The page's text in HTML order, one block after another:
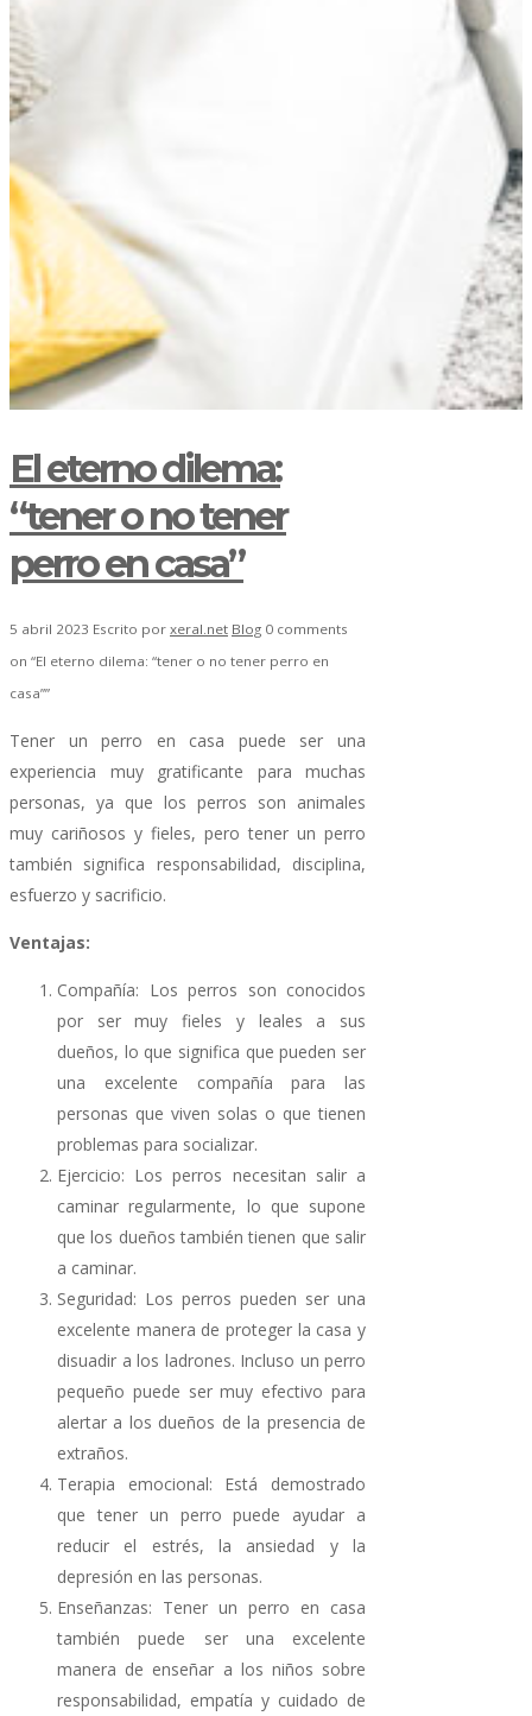
El eterno dilema:
“tener o no tener
perro en casa”
5 abril 2023 Escrito por xeral.net Blog 0 comments
on “El eterno dilema: “tener o no tener perro en
casa””
Tener un perro en casa puede ser una
experiencia muy gratificante para muchas
personas, ya que los perros son animales
muy cariñosos y fieles, pero tener un perro
también significa responsabilidad, disciplina,
esfuerzo y sacrificio.
Ventajas:
Compañía: Los perros son conocidos
por ser muy fieles y leales a sus
dueños, lo que significa que pueden ser
una excelente compañía para las
personas que viven solas o que tienen
problemas para socializar.
Ejercicio: Los perros necesitan salir a
caminar regularmente, lo que supone
que los dueños también tienen que salir
a caminar.
Seguridad: Los perros pueden ser una
excelente manera de proteger la casa y
disuadir a los ladrones. Incluso un perro
pequeño puede ser muy efectivo para
alertar a los dueños de la presencia de
extraños.
Terapia emocional: Está demostrado
que tener un perro puede ayudar a
reducir el estrés, la ansiedad y la
depresión en las personas.
Enseñanzas: Tener un perro en casa
también puede ser una excelente
manera de enseñar a los niños sobre
responsabilidad, empatía y cuidado de